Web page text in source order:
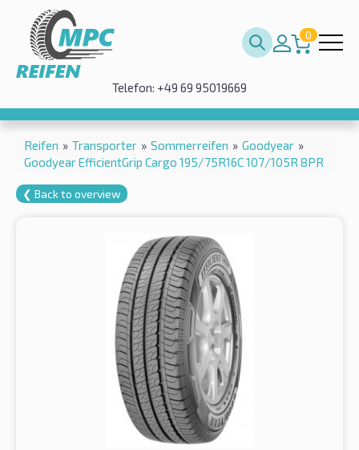
0
Telefon: +49 69 95019669
Reifen » Transporter » Sommerreifen » Goodyear »
Goodyear EfficientGrip Cargo 195/75R16C 107/105R 8PR
❮ Back to overview